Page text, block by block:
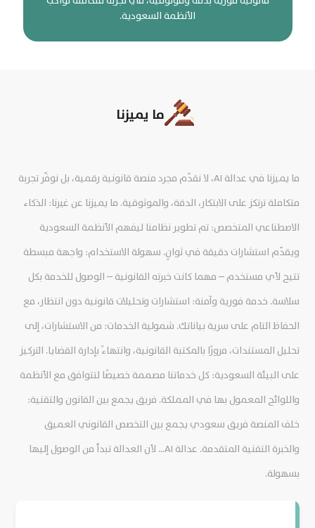
الأنظمة السعودية.
ما يميزنا
ما يميزنا في عدالة AI، لا نقدّم مجرد منصة قانونية رقمية، بل نوفّر تجربة
متكاملة ترتكز على الابتكار، الدقة، والموثوقية. ما يميزنا عن غيرنا: الذكاء
الاصطناعي المتخصص: تم تطوير نظامنا ليفهم الأنظمة السعودية
ويقدّم استشارات دقيقة في ثوانٍ. سهولة الاستخدام: واجهة مبسطة
تتيح لأي مستخدم – مهما كانت خبرته القانونية – الوصول للخدمة بكل
سلاسة. خدمة فورية وآمنة: استشارات وتحليلات قانونية دون انتظار، مع
الحفاظ التام على سرية بياناتك. شمولية الخدمات: من الاستشارات، إلى
تحليل المستندات، مرورًا بالمكتبة القانونية، وانتهاءً بإدارة القضايا. التركيز
على البيئة السعودية: كل خدماتنا مصممة خصيصًا لتتوافق مع الأنظمة
واللوائح المعمول بها في المملكة. فريق يجمع بين القانون والتقنية:
خلف المنصة فريق سعودي يجمع بين التخصص القانوني العميق
والخبرة التقنية المتقدمة. عدالة AI... لأن العدالة تبدأ من الوصول إليها
بسهولة.